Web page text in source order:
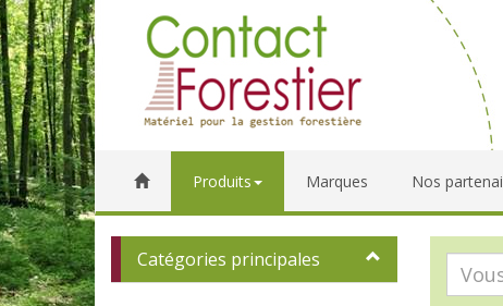
Produits Marques Nos
Catégories principales